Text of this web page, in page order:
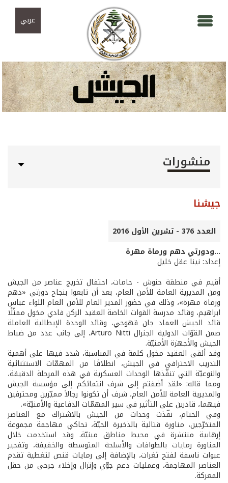
عربي
منشورات
جيشنا
العدد 376 - تشرين الأول 2016
...ودورتي دهم ورماة مهرة
إعداد: نينا عقل خليل
أقيم في منطقة حنوش - حامات، احتفال تخريج عناصر من الجيش
ومن المديرية العامة للأمن العام، بعد أن تابعوا بنجاح دورتي «دهم
ورماة مهرة»، وذلك في حضور المدير العام للأمن العام اللواء عباس
ابراهيم، وقائد مدرسة القوات الخاصة العقيد الركن فادي مخول ممثّلًا
قائد الجيش العماد جان قهوجي، وقائد الوحدة الإيطالية العاملة
ضمن القوّات الدولية الجنرال Arturo Nitti، إلى جانب عدد من ضباط
الجيش والأجهزة الأمنيّة.
وقد ألقى العقيد مخول كلمة في المناسبة، شدد فيها على أهمية
التدريب الاحترافي في الجيش، انطلاقًا من المهمّات الاستثنائية
والنوعيّة التي تنفّذها الوحدات العسكرية في هذه المرحلة الدقيقة،
ومما قاله: «لقد أضفتم إلى شرف انتمائكم إلى مؤسسة الجيش
والمديرية العامة للأمن العام، شرف أن تكونوا رجالاً مميّزين ومحترفين
فيهما، قادرين على التأثير في سير المهمّات الدفاعية والأمنيّة».
وفي الختام، نفّذت وحدات من الجيش بالاشتراك مع العناصر
المتخرّجين، مناورة قتالية بالذخيرة الحيّة، تحاكي مهاجمة مجموعة
إرهابية منتشرة في محيط مناطق مبنيّة. وقد استخدمت خلال
المناورة رمايات بالطوافات والأسلحة المتوسطة والخفيفة، وتفجير
عبوات ناسفة لفتح ثغرات، بالإضافة إلى رمايات قنص لتغطية تقدم
العناصر المهاجمة، وعمليات دعم جوّي وإنزال وإخلاء جرحى من حقل
المعركة.